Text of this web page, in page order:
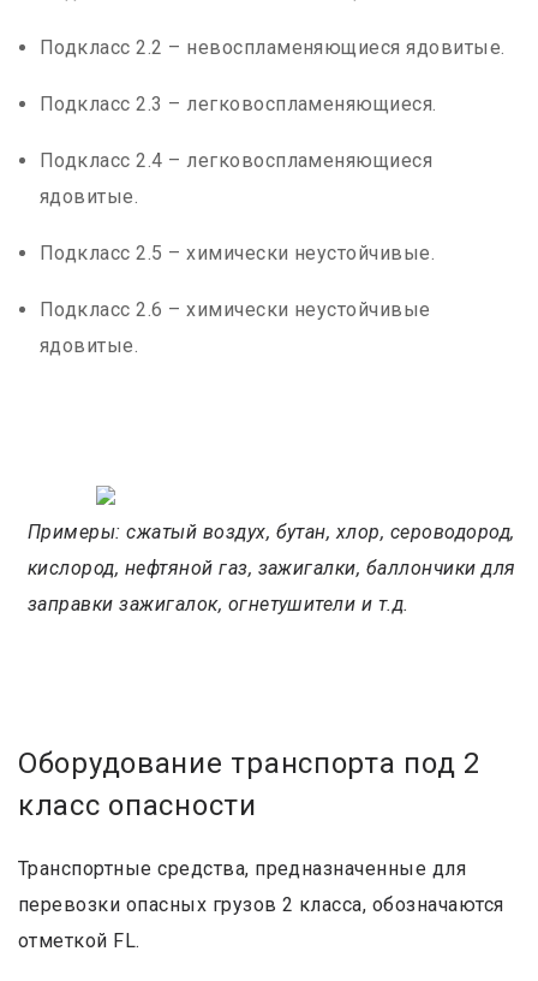
Подкласс 2.2 – невоспламеняющиеся ядовитые.
Подкласс 2.3 – легковоспламеняющиеся.
Подкласс 2.4 – легковоспламеняющиеся
ядовитые.
Подкласс 2.5 – химически неустойчивые.
Подкласс 2.6 – химически неустойчивые
ядовитые.
Примеры: сжатый воздух, бутан, хлор, сероводород,
кислород, нефтяной газ, зажигалки, баллончики для
заправки зажигалок, огнетушители и т.д.
Оборудование транспорта под 2
класс опасности
Транспортные средства, предназначенные для
перевозки опасных грузов 2 класса, обозначаются
отметкой FL.